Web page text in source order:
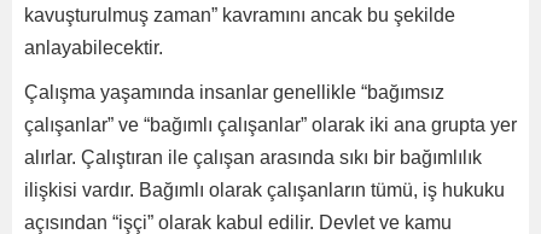
kavuşturulmuş zaman” kavramını ancak bu şekilde
anlayabilecektir.
Çalışma yaşamında insanlar genellikle “bağımsız
çalışanlar” ve “bağımlı çalışanlar” olarak iki ana grupta yer
alırlar. Çalıştıran ile çalışan arasında sıkı bir bağımlılık
ilişkisi vardır. Bağımlı olarak çalışanların tümü, iş hukuku
açısından “işçi” olarak kabul edilir. Devlet ve kamu